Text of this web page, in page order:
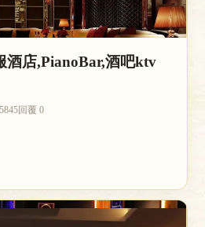
酒店,PianoBar,酒吧ktv
回覆 0